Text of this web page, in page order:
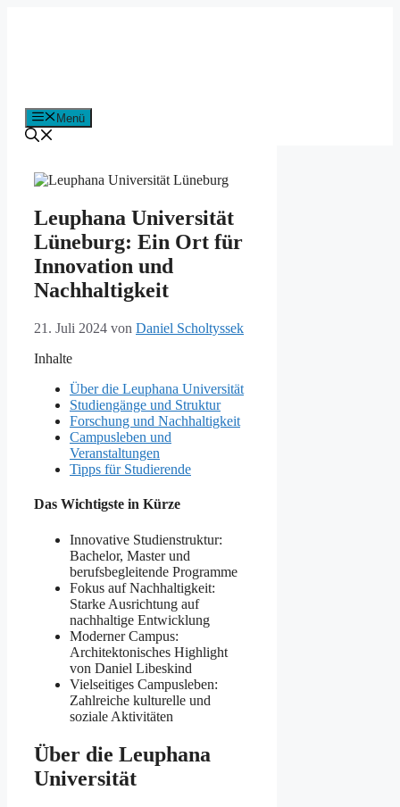
Menü
Leuphana Universität
Lüneburg: Ein Ort für
Innovation und
Nachhaltigkeit
21. Juli 2024 von Daniel Scholtyssek
Inhalte
Über die Leuphana Universität
Studiengänge und Struktur
Forschung und Nachhaltigkeit
Campusleben und
Veranstaltungen
Tipps für Studierende
Das Wichtigste in Kürze
Innovative Studienstruktur:
Bachelor, Master und
berufsbegleitende Programme
Fokus auf Nachhaltigkeit:
Starke Ausrichtung auf
nachhaltige Entwicklung
Moderner Campus:
Architektonisches Highlight
von Daniel Libeskind
Vielseitiges Campusleben:
Zahlreiche kulturelle und
soziale Aktivitäten
Über die Leuphana
Universität